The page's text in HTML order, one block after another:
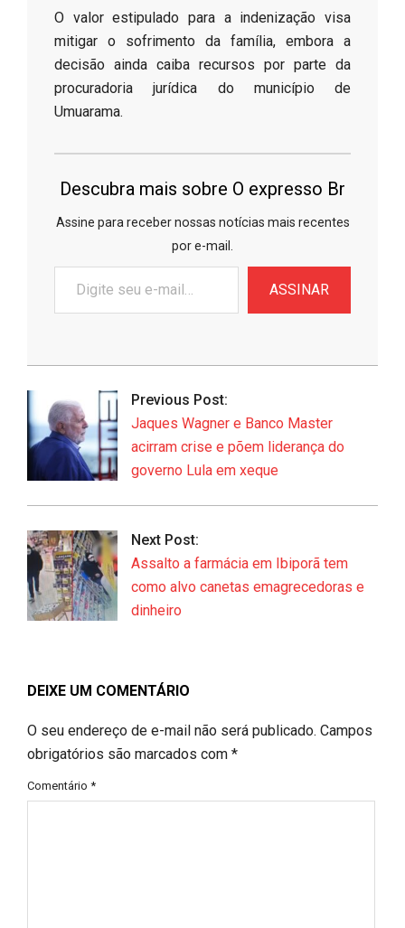
​O valor estipulado para a indenização visa
mitigar o sofrimento da família, embora a
decisão ainda caiba recursos por parte da
procuradoria jurídica do município de
Umuarama.
Descubra mais sobre O expresso Br
Assine para receber nossas notícias mais recentes
por e-mail.
seu
e-
ASSINAR
2026-
22
Previous Post:
Jaques Wagner e Banco Master
acirram crise e põem liderança do
governo Lula em xeque
Next Post:
Assalto a farmácia em Ibiporã tem
como alvo canetas emagrecedoras e
dinheiro
DEIXE UM COMENTÁRIO
O seu endereço de e-mail não será publicado. Campos
obrigatórios são marcados com *
Comentário *